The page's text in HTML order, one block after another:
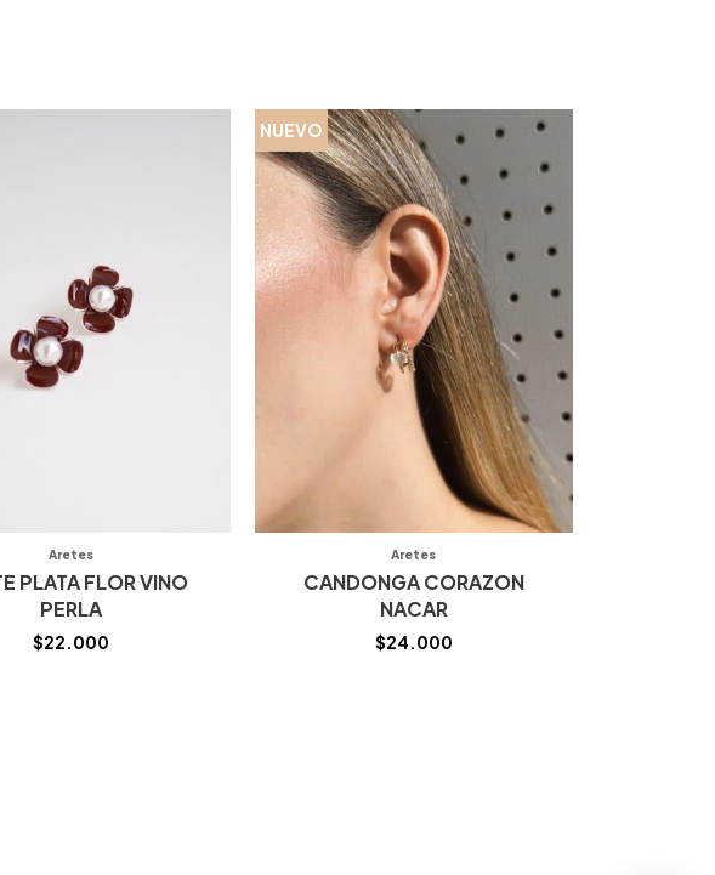
Aretes
PLATA FLOR VINO
PERLA
$22.000
NUEVO
Aretes
CANDONGA CORAZON
NACAR
$24.000